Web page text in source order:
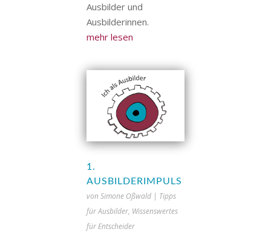
Ausbilder und
Ausbilderinnen.
mehr lesen
1.
AUSBILDERIMPULS
von Simone Oßwald| Tipps
für Ausbilder, Wissenswertes
für Entscheider